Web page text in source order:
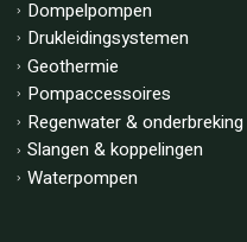
Dompelpompen
Drukleidingsystemen
Geothermie
Pompaccessoires
Regenwater & onderbreking
Slangen & koppelingen
Waterpompen